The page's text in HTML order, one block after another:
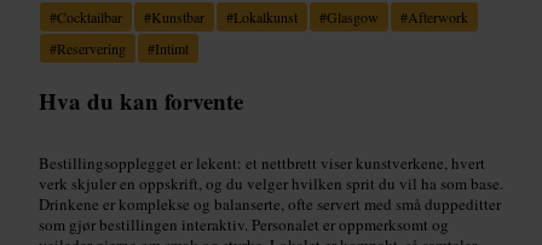
#Cocktailbar #Kunstbar #Lokalkunst #Glasgow #Afterwork
#Reservering #Intimt
Hva du kan forvente
Bestillingsopplegget er lekent: et nettbrett viser kunstverkene, hvert
verk skjuler en oppskrift, og du velger hvilken sprit du vil ha som base.
Drinkene er komplekse og balanserte, ofte servert med små duppeditter
som gjør bestillingen interaktiv. Personalet er oppmerksomt og